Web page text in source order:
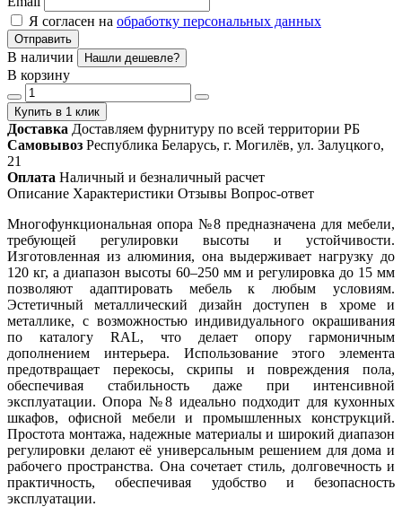
Я согласен на обработку персональных данных
Отправить
В наличии Нашли дешевле?
В корзину
Купить в 1 клик
Доставка Доставляем фурнитуру по всей территории РБ
Самовывоз Республика Беларусь, г. Могилёв, ул. Залуцкого,
21
Оплата Наличный и безналичный расчет
Описание Характеристики Отзывы Вопрос-ответ
Многофункциональная опора №8 предназначена для мебели,
требующей регулировки высоты и устойчивости.
Изготовленная из алюминия, она выдерживает нагрузку до
120 кг, а диапазон высоты 60–250 мм и регулировка до 15 мм
позволяют адаптировать мебель к любым условиям.
Эстетичный металлический дизайн доступен в хроме и
металлике, с возможностью индивидуального окрашивания
по каталогу RAL, что делает опору гармоничным
дополнением интерьера. Использование этого элемента
предотвращает перекосы, скрипы и повреждения пола,
обеспечивая стабильность даже при интенсивной
эксплуатации. Опора №8 идеально подходит для кухонных
шкафов, офисной мебели и промышленных конструкций.
Простота монтажа, надежные материалы и широкий диапазон
регулировки делают её универсальным решением для дома и
рабочего пространства. Она сочетает стиль, долговечность и
практичность, обеспечивая удобство и безопасность
эксплуатации.